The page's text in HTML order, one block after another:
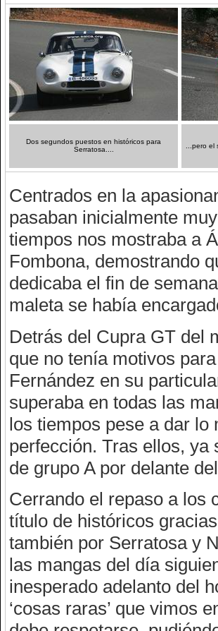
Dos segundos puestos en históricos para
Serratosa....
...pero el
Centrados en la
pasaban inicialmente
tiempos nos mostraba a
Fombona, demostrando
dedicaba el fin de
maleta se había
Detrás del Cupra GT del
que no tenía motivos
Fernández en su
superaba en todas las
los tiempos pese a dar lo
perfección. Tras ellos,
de grupo A por delante
Cerrando el repaso a los
título de históricos
también por Serratosa y
las mangas del día
inesperado adelanto del
‘cosas raras’ que vimos